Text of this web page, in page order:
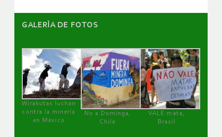
GALERÌA DE FOTOS
Wirakutas luchan
contra la minería
en México
No a Dominga,
Chile
VALE mata,
Brasil